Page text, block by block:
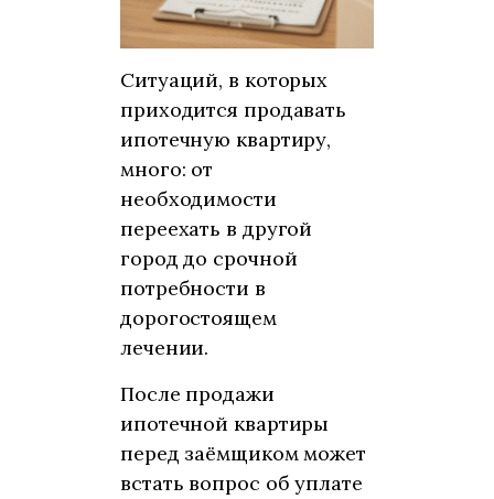
Ситуаций, в которых
приходится продавать
ипотечную квартиру,
много: от
необходимости
переехать в другой
город до срочной
потребности в
дорогостоящем
лечении.
После продажи
ипотечной квартиры
перед заёмщиком может
встать вопрос об уплате